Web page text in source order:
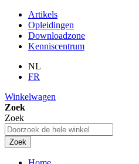
Artikels
Opleidingen
Downloadzone
Kenniscentrum
NL
FR
Winkelwagen
Zoek
Zoek
Zoek